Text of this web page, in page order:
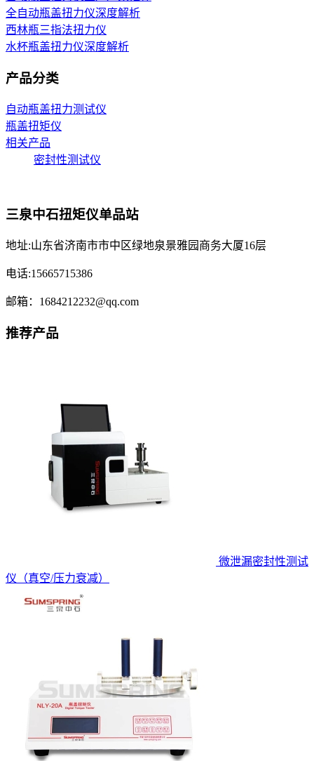
全自动瓶盖扭力仪深度解析
西林瓶三指法扭力仪
水杯瓶盖扭力仪深度解析
产品分类
自动瓶盖扭力测试仪
瓶盖扭矩仪
相关产品
密封性测试仪
三泉中石扭矩仪单品站
地址:山东省济南市市中区绿地泉景雅园商务大厦16层
电话:15665715386
邮箱：1684212232@qq.com
推荐产品
微泄漏密封性测试
仪（真空/压力衰减）